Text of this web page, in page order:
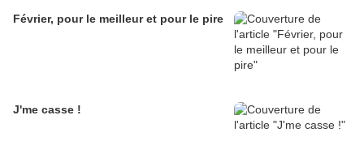
Février, pour le meilleur et pour le pire
J'me casse !